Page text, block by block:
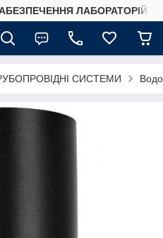
ЛАБОРАТОРІЙ
СИСТЕМИ